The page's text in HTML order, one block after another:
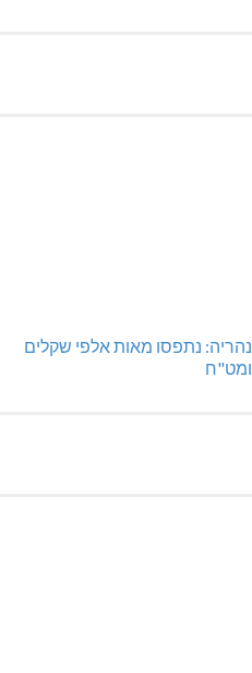
נהריה: נתפסו מאות אלפי שקלים
ומט"ח